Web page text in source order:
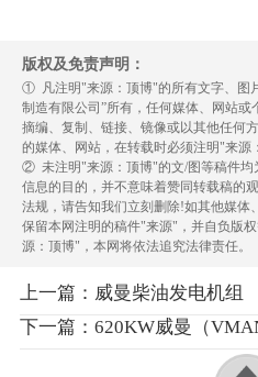
版权及免责声明：
① 凡注明"来源：顶博"的所有文字、图
制造有限公司”所有，任何媒体、网站或
摘编、复制、链接、镜像或以其他任何
的媒体、网站，在转载时必须注明"来源
② 未注明"来源：顶博"的文/图等稿件均
信息的目的，并不意味着赞同转载稿的
法规，请告知我们立刻删除!如其他媒体
保留本网注明的稿件"来源"，并自负版
源：顶博"，本网将依法追究法律责任。
上一篇：威曼柴油发电机组
下一篇：620KW威曼（